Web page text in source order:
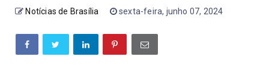
Notícias de Brasília sexta-feira, junho 07, 2024